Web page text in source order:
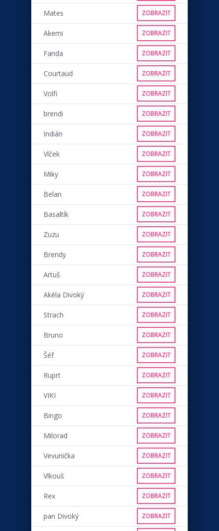
Mates ZOBRAZIT
Akemi ZOBRAZIT
Fanda ZOBRAZIT
Courtaud ZOBRAZIT
Volfi ZOBRAZIT
brendi ZOBRAZIT
Indián ZOBRAZIT
Vlček ZOBRAZIT
Miky ZOBRAZIT
Belan ZOBRAZIT
Basaltík ZOBRAZIT
Zuzu ZOBRAZIT
Brendy ZOBRAZIT
Artuš ZOBRAZIT
Akéla Divoký ZOBRAZIT
Strach ZOBRAZIT
Bruno ZOBRAZIT
Šéf ZOBRAZIT
Ruprt ZOBRAZIT
VIKI ZOBRAZIT
Bingo ZOBRAZIT
Milorad ZOBRAZIT
Vevunička ZOBRAZIT
Vlkouš ZOBRAZIT
Rex ZOBRAZIT
pan Divoký ZOBRAZIT